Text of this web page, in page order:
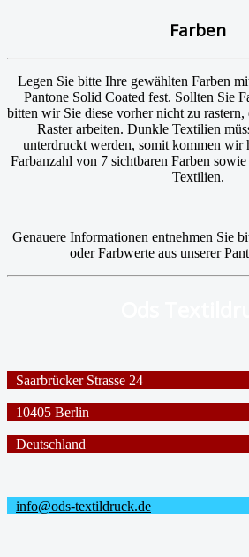
Farben
Legen Sie bitte Ihre gewählten Farben
Pantone Solid Coated fest. Sollten Sie
bitten wir Sie diese vorher nicht zu
Raster arbeiten. Dunkle Textilien
unterdruckt werden, somit kommen wir
Farbanzahl von 7 sichtbaren Farben
Textilien.
Genauere Informationen entnehmen Sie
oder Farbwerte aus unserer
Saarbrücker Strasse 24
10405 Berlin
Deutschland
info@ods-textildruck.de